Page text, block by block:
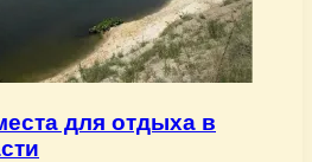
для отдыха в